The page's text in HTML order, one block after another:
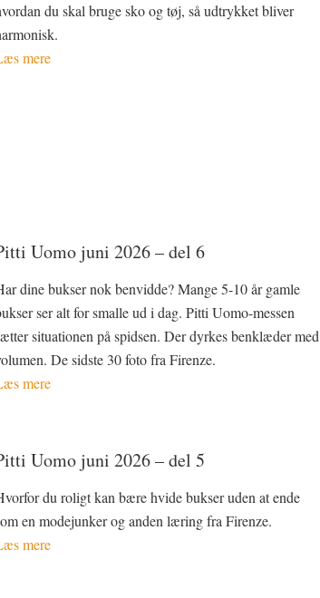
du skal bruge sko og tøj, så udtrykket bliver
mere
Uomo juni 2026 – del 6
dine bukser nok benvidde? Mange 5-10 år gamle
ser alt for smalle ud i dag. Pitti Uomo-messen
situationen på spidsen. Der dyrkes benklæder med
De sidste 30 foto fra Firenze.
mere
Uomo juni 2026 – del 5
du roligt kan bære hvide bukser uden at ende
en modejunker og anden læring fra Firenze.
mere